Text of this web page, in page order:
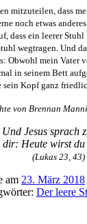
mitzuteilen, dass
noch etwas
dass ein leerer
wegtragen. Und
Obwohl mein Vater
in seinem Bett
sein Kopf ganz
von Brennan
Und Jesus sprach
dir: Heute wirst
(Lukas 23, 43)
am 23. März 2018
Der leere